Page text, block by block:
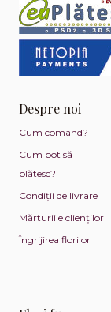
Despre noi
Cum comand?
Cum pot să
plătesc?
Condiții de livrare
Mărturiile clienților
Îngrijirea florilor